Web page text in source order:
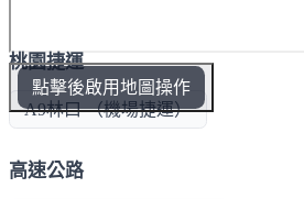
點擊後啟用地圖操作
桃園捷運
A9林口 （機場捷運）
高速公路